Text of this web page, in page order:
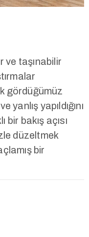
ve taşınabilir
gördüğümüz
yanlış yapıldığını
bakış açısı
düzeltmek
bir